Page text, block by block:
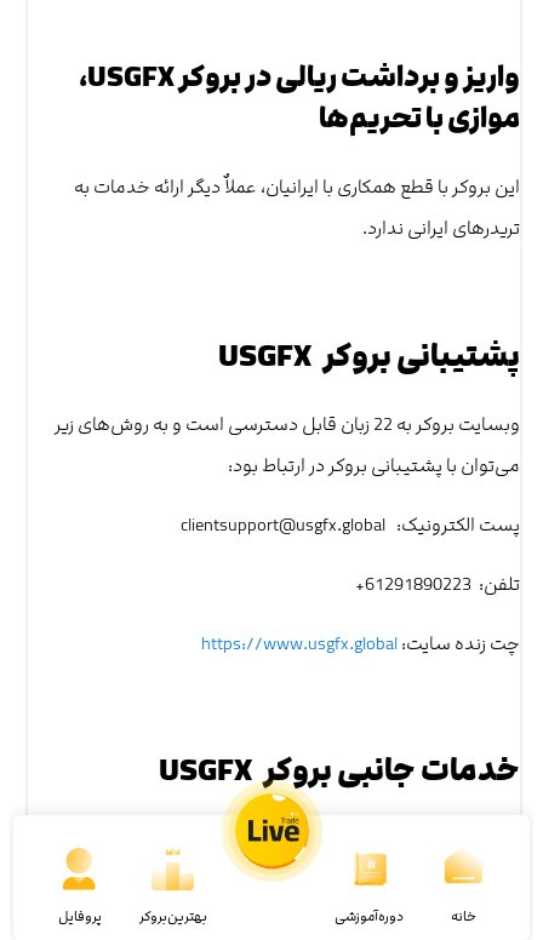
واریز و برداشت ریالی در بروکر USGFX،
موازی با تحریم‌ها
این بروکر با قطع همکاری با ایرانیان، عملاٌ دیگر ارائه خدمات به
تریدرهای ایرانی ندارد.
پشتیبانی بروکر USGFX
وبسایت بروکر به 22 زبان قابل دسترسی است و به روش‌های زیر
می‌توان با پشتیبانی بروکر در ارتباط بود:
پست الکترونیک: clientsupport@usgfx.global
تلفن: 61291890223+
چت زنده سایت:https://www.usgfx.global
خدمات جانبی بروکر USGFX
از خدمات جانبی بروکر یو اس جی اف ایکس می‌توان به موارد زیر
اشاره کرد:
خانه دوره‌آموزشی بهترین‌بروکر پروفایل